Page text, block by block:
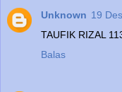
Unknown 19
TAUFIK RIZAL
Balas